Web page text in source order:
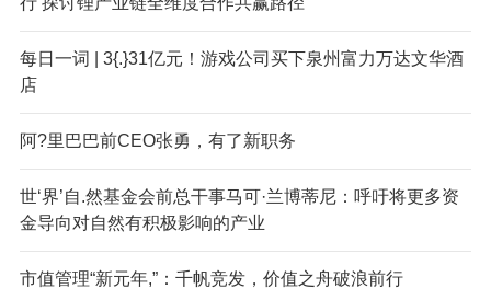
每日一词 | 3{.}31亿元！游戏公司买下泉州富力万达文华酒
店
阿?里巴巴前CEO张勇，有了新职务
世‘界’自.然基金会前总干事马可·兰博蒂尼：呼吁将更多资
金导向对自然有积极影响的产业
市值管理“新元年,”：千帆竞发，价值之舟破浪前行